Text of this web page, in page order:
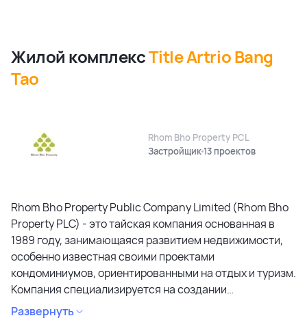
Жилой комплексTitle Artrio Bang
Tao
Rhom Bho Property PCL
Застройщик13 проектов
Rhom Bho Property Public Company Limited (Rhom Bho
Property PLC) - это тайская компания основанная в
1989 году, занимающаяся развитием недвижимости,
особенно известная своими проектами
кондоминиумов, ориентированными на отдых и туризм.
Компания специализируется на создании
кондоминиумов в привлекательных районах, уделяя
особое внимание дизайну, качеству строительства и
Развернуть